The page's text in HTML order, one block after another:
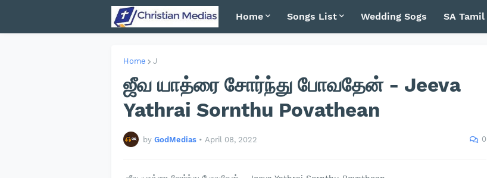
Home Songs List Wedding Sogs SA Tamil
Home J
ஜீவ யாத்ரை சோர்ந்து போவதேன் - Jeeva
Yathrai Sornthu Povathean
by GodMedias • April 08, 2022 0